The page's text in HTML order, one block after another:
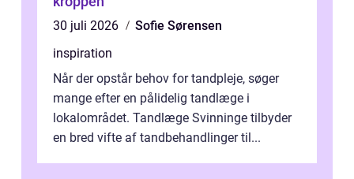
30 juli 2026
Sofie Sørensen
inspiration
Når der opstår behov for tandpleje, søger
mange efter en pålidelig tandlæge i
lokalområdet. Tandlæge Svinninge tilbyder
en bred vifte af tandbehandlinger til...